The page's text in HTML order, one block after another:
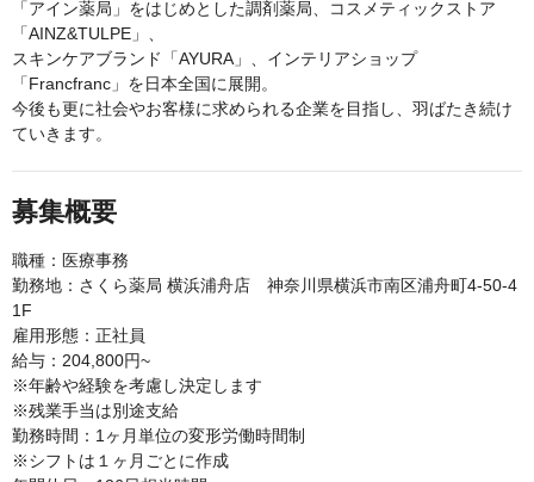
「アイン薬局」をはじめとした調剤薬局、コスメティックストア
「AINZ&TULPE」、
スキンケアブランド「AYURA」、インテリアショップ
「Francfranc」を日本全国に展開。
今後も更に社会やお客様に求められる企業を目指し、羽ばたき続け
ていきます。
募集概要
職種：医療事務
勤務地：さくら薬局 横浜浦舟店 神奈川県横浜市南区浦舟町4-50-4
1F
雇用形態：正社員
給与：204,800円~
※年齢や経験を考慮し決定します
※残業手当は別途支給
勤務時間：1ヶ月単位の変形労働時間制
※シフトは１ヶ月ごとに作成